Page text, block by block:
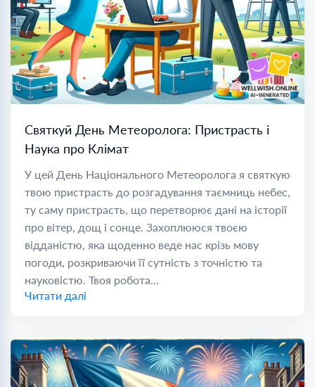
Святкуй День Метеоролога: Пристрасть і
Наука про Клімат
У цей День Національного Метеоролога я святкую
твою пристрасть до розгадування таємниць небес,
ту саму пристрасть, що перетворює дані на історії
про вітер, дощ і сонце. Захоплююся твоєю
відданістю, яка щоденно веде нас крізь мову
погоди, розкриваючи її сутність з точністю та
науковістю. Твоя робота...
Читати далі